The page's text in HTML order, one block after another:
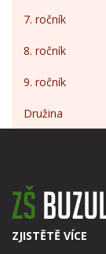
7. ročník
8. ročník
9. ročník
Družina
ZJISTĚTĚ VÍCE